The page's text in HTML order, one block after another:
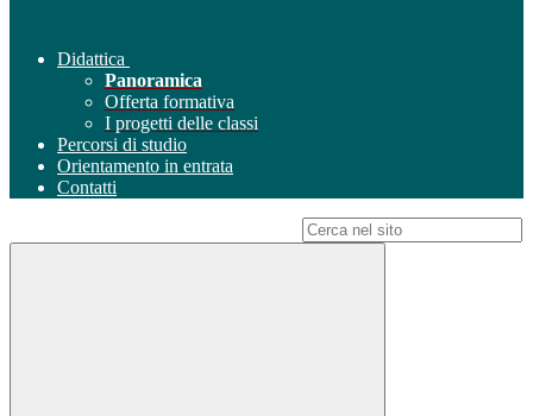
Didattica
Panoramica
Offerta formativa
I progetti delle classi
Percorsi di studio
Orientamento in entrata
Contatti